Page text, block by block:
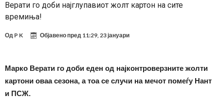
Верати го доби најглупавиот жолт картон на сите
времиња!
Од P K Објавено пред 11:29, 23 јануари
Марко Верати го доби еден од најконтроверзните жолти
картони оваа сезона, а тоа се случи на мечот помеѓу Нант
и ПСЖ.